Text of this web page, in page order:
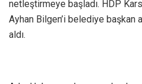
netleştirmeye başladı. HDP
Ayhan Bilgen’i belediye başkan
aldı.